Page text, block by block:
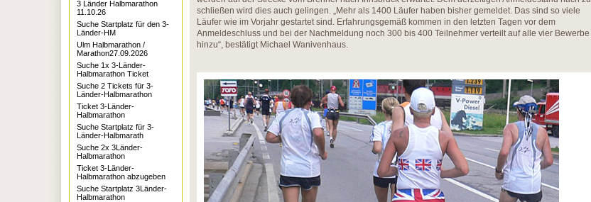
schließen wird dies auch gelingen. „Mehr als 1400 Läufer haben bisher gemeldet. Das sind so viele
Läufer wie im Vorjahr gestartet sind. Erfahrungsgemäß kommen in den letzten Tagen vor dem
Anmeldeschluss und bei der Nachmeldung noch 300 bis 400 Teilnehmer verteilt auf alle vier Bewerbe
hinzu“, bestätigt Michael Wanivenhaus.
3 Länder Halbmarathon
11.10.26
Suche Startplatz für den 3-
Länder-HM
Ulm Halbmarathon /
Marathon27.09.2026
Suche 1x 3-Länder-
Halbmarathon Ticket
Suche 2 Tickets für 3-
Länder-Halbmarathon
Ticket 3-Länder-
Halbmarathon
Suche Startplatz für 3-
Länder-Halbmarath
Suche 2x 3Länder-
Halbmarathon
Ticket 3-Länder-
Halbmarathon abzugeben
Suche Startplatz 3Länder-
Halbmarathon